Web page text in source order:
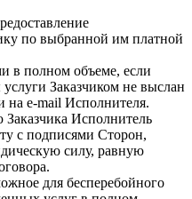
по выбранной им платной
в полном объеме, если
Заказчиком не выслан
на e-mail Исполнителя.
Исполнитель
с подписями Сторон,
силу, равную
для бесперебойного